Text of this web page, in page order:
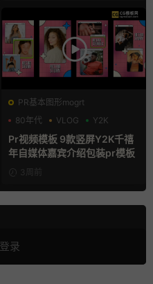
PR基本图形mogrt
80年代
VLOG Y2K
Pr视频模板 9款竖屏Y2K千禧
年自媒体嘉宾介绍包装pr模板
3周前
登录